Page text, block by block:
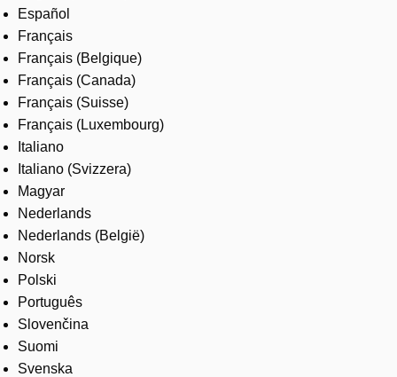
Español
Français
Français (Belgique)
Français (Canada)
Français (Suisse)
Français (Luxembourg)
Italiano
Italiano (Svizzera)
Magyar
Nederlands
Nederlands (België)
Norsk
Polski
Português
Slovenčina
Suomi
Svenska